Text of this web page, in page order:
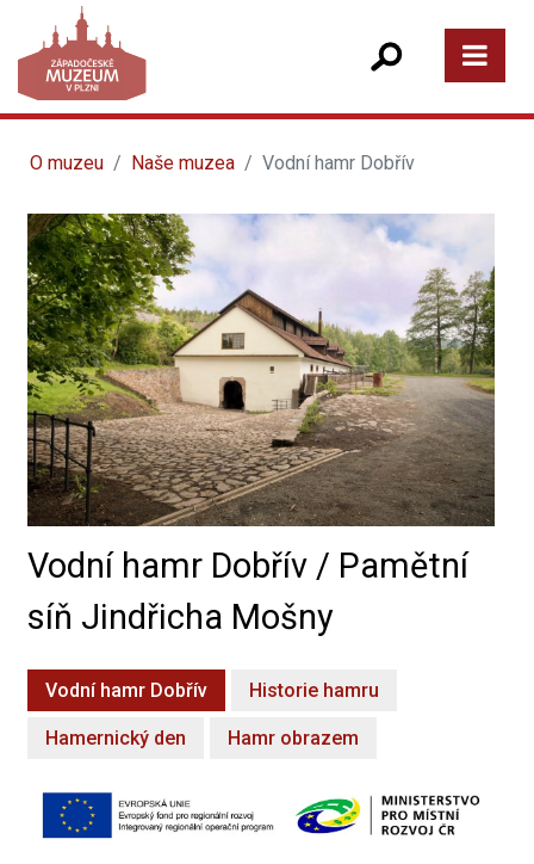
O muzeu Naše muzea Vodní hamr Dobřív
Vodní hamr Dobřív / Pamětní
síň Jindřicha Mošny
Vodní hamr Dobřív Historie hamru
Hamernický den Hamr obrazem